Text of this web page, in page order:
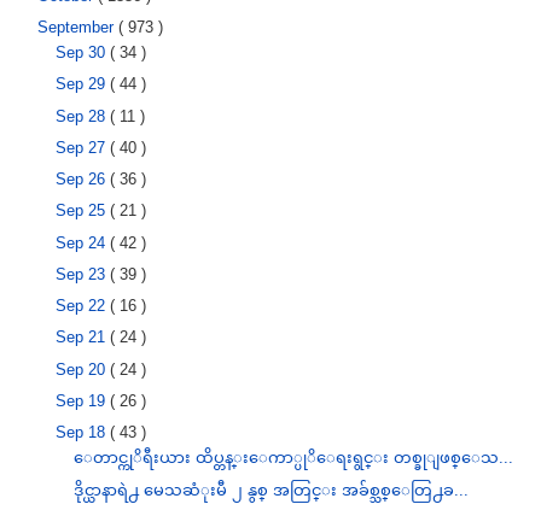
September ( 973 )
Sep 30( 34 )
Sep 29( 44 )
Sep 28( 11 )
Sep 27( 40 )
Sep 26( 36 )
Sep 25( 21 )
Sep 24( 42 )
Sep 23( 39 )
Sep 22( 16 )
Sep 21( 24 )
Sep 20( 24 )
Sep 19( 26 )
Sep 18( 43 )
ေတာင္ကုိရီးယား ထိပ္တန္းေကာ္ပုိေရးရွင္း တစ္ခုျဖစ္ေသ...
ဒိုင္ယာနာရဲ႕ မေသဆံုးမီ ၂ နွစ္ အတြင္း အခ်စ္သစ္ေတြ႕ခ...